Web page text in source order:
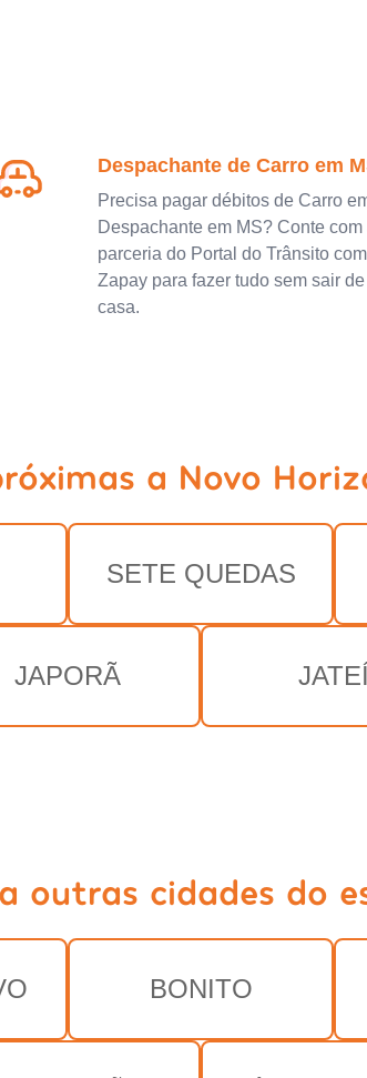
Despachante de Carro em
Precisa pagar débitos de Carro
Despachante em MS? Conte com
parceria do Portal do Trânsito
Zapay para fazer tudo sem sair de
casa.
a Novo
SETE QUEDAS
JAPORÃ JATEÍ
outras cidades do
BONITO